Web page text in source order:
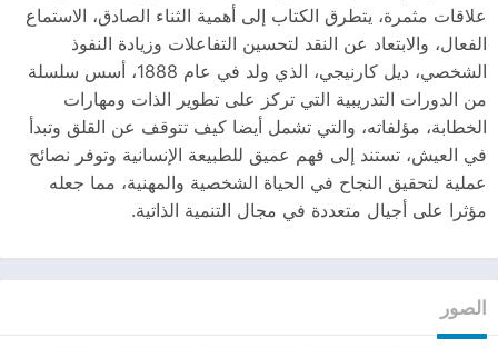
علاقات مثمرة، يتطرق الكتاب إلى أهمية الثناء الصادق، الاستماع
الفعال، والابتعاد عن النقد لتحسين التفاعلات وزيادة النفوذ
الشخصي، ديل كارنيجي، الذي ولد في عام 1888، أسس سلسلة
من الدورات التدريبية التي تركز على تطوير الذات ومهارات
الخطابة، مؤلفاته، والتي تشمل أيضا كيف تتوقف عن القلق وتبدأ
في العيش، تستند إلى فهم عميق للطبيعة الإنسانية وتوفر نصائح
عملية لتحقيق النجاح في الحياة الشخصية والمهنية، مما جعله
مؤثرا على أجيال متعددة في مجال التنمية الذاتية.
الصور